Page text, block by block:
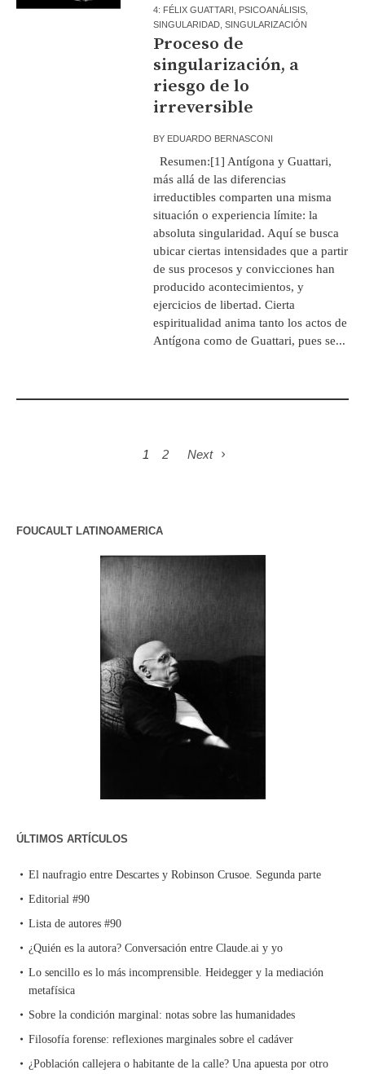
4: FÉLIX GUATTARI PSICOANÁLISIS
SINGULARIDAD ,SINGULARIZACIÓN
Proceso de
singularización, a
riesgo de lo
irreversible
BY EDUARDO BERNASCONI
Resumen:[1] Antígona y Guattari,
más allá de las diferencias
irreductibles comparten una misma
situación o experiencia límite: la
absoluta singularidad. Aquí se busca
ubicar ciertas intensidades que a partir
de sus procesos y convicciones han
producido acontecimientos, y
ejercicios de libertad. Cierta
espiritualidad anima tanto los actos de
Antígona como de Guattari, pues se...
1 2 Next
FOUCAULT LATINOAMERICA
ÚLTIMOS ARTÍCULOS
El naufragio entre Descartes y Robinson Crusoe. Segunda parte
Editorial #90
Lista de autores #90
¿Quién es la autora? Conversación entre Claude.ai y yo
Lo sencillo es lo más incomprensible. Heidegger y la mediación
metafísica
Sobre la condición marginal: notas sobre las humanidades
Filosofía forense: reflexiones marginales sobre el cadáver
¿Población callejera o habitante de la calle? Una apuesta por otro